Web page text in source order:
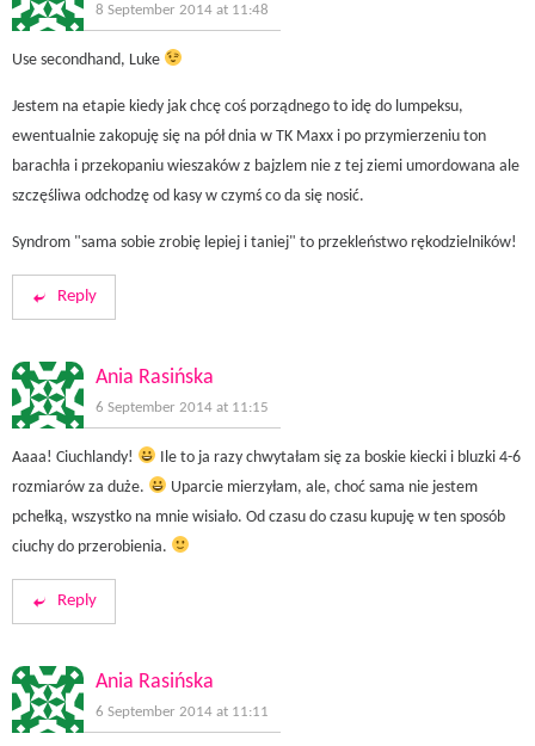
8 September 2014 at 11:48
Use secondhand, Luke
Jestem na etapie kiedy jak chcę coś porządnego to idę do lumpeksu,
ewentualnie zakopuję się na pół dnia w TK Maxx i po przymierzeniu ton
barachła i przekopaniu wieszaków z bajzlem nie z tej ziemi umordowana ale
szczęśliwa odchodzę od kasy w czymś co da się nosić.
Syndrom "sama sobie zrobię lepiej i taniej" to przekleństwo rękodzielników!
Reply
Ania Rasińska
6 September 2014 at 11:15
Aaaa! Ciuchlandy!
Ile to ja razy chwytałam się za boskie kiecki i bluzki 4-6
rozmiarów za duże.
Uparcie mierzyłam, ale, choć sama nie jestem
pchełką, wszystko na mnie wisiało. Od czasu do czasu kupuję w ten sposób
ciuchy do przerobienia.
Reply
Ania Rasińska
6 September 2014 at 11:11